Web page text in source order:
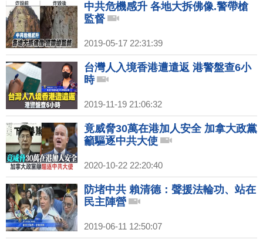
中共危機感升 各地大拆佛像.警帶槍
監督
2019-05-17 22:31:39
台灣人入境香港遭遣返 港警盤查6小
時
2019-11-19 21:06:32
竟威脅30萬在港加人安全 加拿大政黨
籲驅逐中共大使
2020-10-22 22:20:40
防堵中共 賴清德：聲援法輪功、站在
民主陣營
2019-06-11 12:50:07